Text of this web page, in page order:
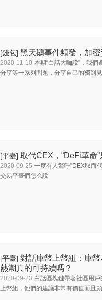
[錢包] 黑天鵝事件頻發，加密
2020-11-10 本期“白話大咖說”，我
分享等一系列問題，分享自己的獨到
[平臺] 取代CEX，“DeFi革命
2020-09-25 一度有人驚呼”DEX取而
交易平臺們怎么說
[平臺] 對話庫幣上幣組：庫
熱潮真的可持續嗎？
2020-09-23 白話區塊鏈帶著社區用
上幣組，他們的建議非常有價值而且